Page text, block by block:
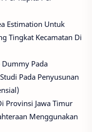
Estimation Untuk
Tingkat Kecamatan Di
Pada
Pada Penyusunan
Provinsi Jawa Timur
Menggunakan